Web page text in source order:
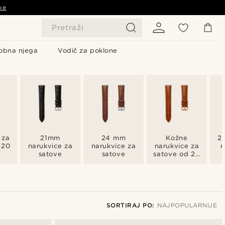
Pretraži
njega Vodič za poklone
21mm
narukvice za
satove
24 mm
narukvice za
satove
Kožne
narukvice za
satove od 20
SORTIRAJ PO: NAJPOPULARNIJE